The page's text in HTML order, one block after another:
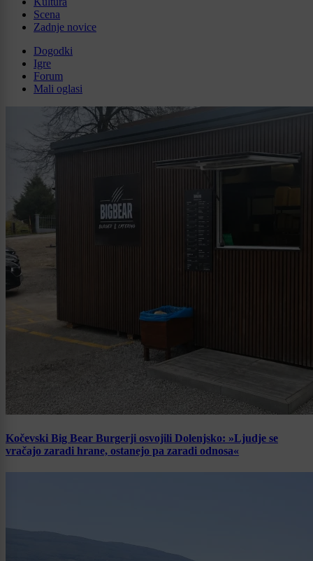
Scena
Zadnje novice
Dogodki
Igre
Forum
Mali oglasi
Kočevski Big Bear Burgerji osvojili Dolenjsko: »Ljudje se
vračajo zaradi hrane, ostanejo pa zaradi odnosa«